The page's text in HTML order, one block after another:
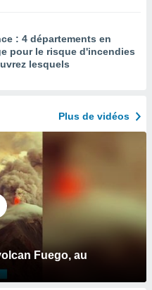
: 4 départements en
pour le risque d'incendies
lesquels
Plus de vidéos
Fuego, au